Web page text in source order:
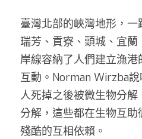
臺灣北部的峽灣地形，一
瑞芳、貢寮、頭城、宜
岸線容納了人們建立漁
互動。Norman Wirzba說
人死掉之後被微生物分
分解，這些都在生物互
殘酷的互相依賴。